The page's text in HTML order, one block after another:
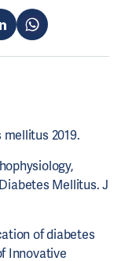
2019.
Mellitus. J
of diabetes
Innovative